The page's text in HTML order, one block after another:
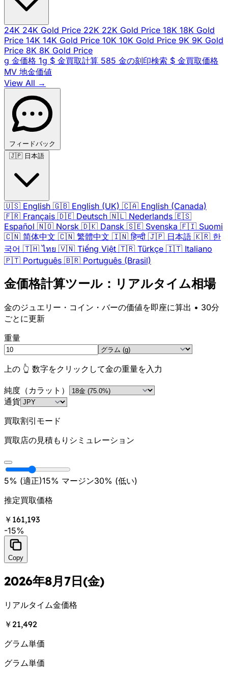
24K 24K Gold Price 22K 22K Gold Price 18K 18K Gold
Price 14K 14K Gold Price 10K 10K Gold Price 9K 9K Gold
Price 8K 8K Gold Price
g 金価格 1g $ 金買取計算 585 金の刻印検索 $ 金買取価格
MV 地金価値
View All →
フィードバック
🇯🇵 日本語
🇺🇸 English 🇬🇧 English (UK) 🇨🇦 English (Canada)
🇫🇷 Français 🇩🇪 Deutsch 🇳🇱 Nederlands 🇪🇸
Español 🇳🇴 Norsk 🇩🇰 Dansk 🇸🇪 Svenska 🇫🇮 Suomi
🇨🇳 简体中文 🇨🇳 繁體中文 🇮🇳 हिन्दी 🇯🇵 日本語 🇰🇷 한
국어 🇹🇭 ไทย 🇻🇳 Tiếng Việt 🇹🇷 Türkçe 🇮🇹 Italiano
🇵🇹 Português 🇧🇷 Português (Brasil)
金価格計算ツール：リアルタイム相場
金のジュエリー・コイン・バーの価値を即座に算出 • 30分
ごとに更新
重量
上の 👆 数字をクリックして金の重量を入力
純度（カラット）
通貨
買取割引モード
買取店の見積もりシミュレーション
5% (適正)15% マージン30% (低い)
推定買取価格
￥161,193
-15%
Copy
2026年8月7日(金)
リアルタイム金価格
￥21,492
グラム単価
グラム単価